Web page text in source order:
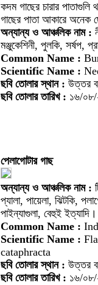
কদম গাছের চারার
গাছের পাতা আকারে অনেক
অন্যান্য ও আঞ্চলিক নাম :
মঞ্জুকেশিনী, পুলকি, সর্ষপ,
Common Name :
Scientific Name :
ছবি তোলার স্থান : উত্তর
ছবি তোলার তারিখ : ১৬/
পেলাগোটার গাছ
অন্যান্য ও আঞ্চলিক নাম :
প্যালা, পায়েলা, ঝিটকি,
পাইন্যাগুলা, বেহুই ইত্যাদি।
Common Name :
Scientific Name :
cataphracta
ছবি তোলার স্থান : উত্তর
ছবি তোলার তারিখ : ১৬/